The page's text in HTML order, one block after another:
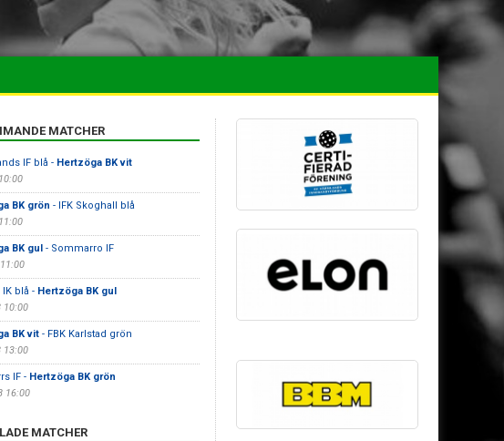
MATCHER
IF blå - Hertzöga BK vit
BK grön - IFK Skoghall blå
BK gul- Sommarro IF
blå - Hertzöga BK gul
10:00
BK vit- FBK Karlstad grön
13:00
IF - Hertzöga BK grön
16:00
MATCHER